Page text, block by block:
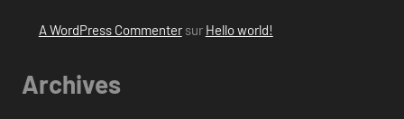
A WordPress Commentersur Hello world!
Archives